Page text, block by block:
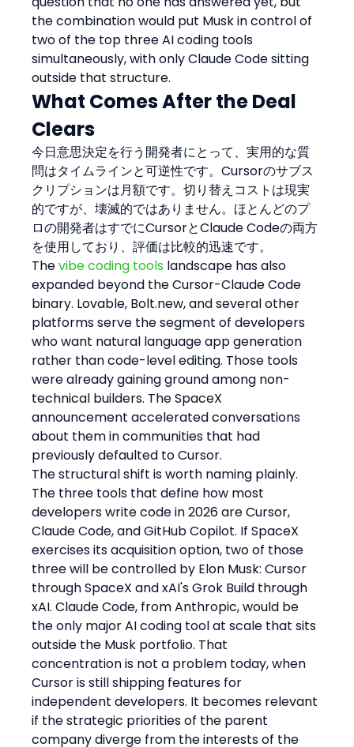
the combination would put Musk in control of
two of the top three AI coding tools
simultaneously, with only Claude Code sitting
outside that structure.
What Comes After the Deal
Clears
今日意思決定を行う開発者にとって、実用的な質
問はタイムラインと可逆性です。Cursorのサブス
クリプションは月額です。切り替えコストは現実
的ですが、壊滅的ではありません。ほとんどのプ
ロの開発者はすでにCursorとClaude Codeの両方
を使用しており、評価は比較的迅速です。
The vibe coding tools landscape has also
expanded beyond the Cursor-Claude Code
binary. Lovable, Bolt.new, and several other
platforms serve the segment of developers
who want natural language app generation
rather than code-level editing. Those tools
were already gaining ground among non-
technical builders. The SpaceX
announcement accelerated conversations
about them in communities that had
previously defaulted to Cursor.
The structural shift is worth naming plainly.
The three tools that define how most
developers write code in 2026 are Cursor,
Claude Code, and GitHub Copilot. If SpaceX
exercises its acquisition option, two of those
three will be controlled by Elon Musk: Cursor
through SpaceX and xAI's Grok Build through
xAI. Claude Code, from Anthropic, would be
the only major AI coding tool at scale that sits
outside the Musk portfolio. That
concentration is not a problem today, when
Cursor is still shipping features for
independent developers. It becomes relevant
if the strategic priorities of the parent
company diverge from the interests of the